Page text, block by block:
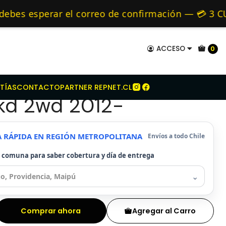
ACCESO 0
de confirmación — 💳 3 CUOTAS
CONTACTOPARTNER REPNET.CL
de 24 hrs hábiles.
Kit Embrague Toyota Hilux 2.5 2kd 2wd 2012-
🚚 Envíos diariamente a
Toyota Hilux
2wd 2012-
RÁPIDA EN REGIÓN METROPOLITANA Envíos a todo Chile
comuna para saber cobertura y día de entrega
⌄
Agregar al Carro
Comprar ahora